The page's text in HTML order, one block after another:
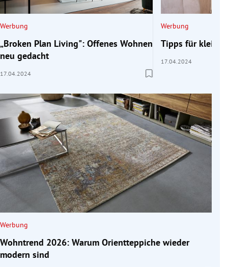
Werbung
„Broken Plan Living": Offenes Wohnen
neu gedacht
17.04.2024
Werbung
Tipps für kleine
17.04.2024
Werbung
Wohntrend 2026: Warum Orientteppiche wieder
modern sind